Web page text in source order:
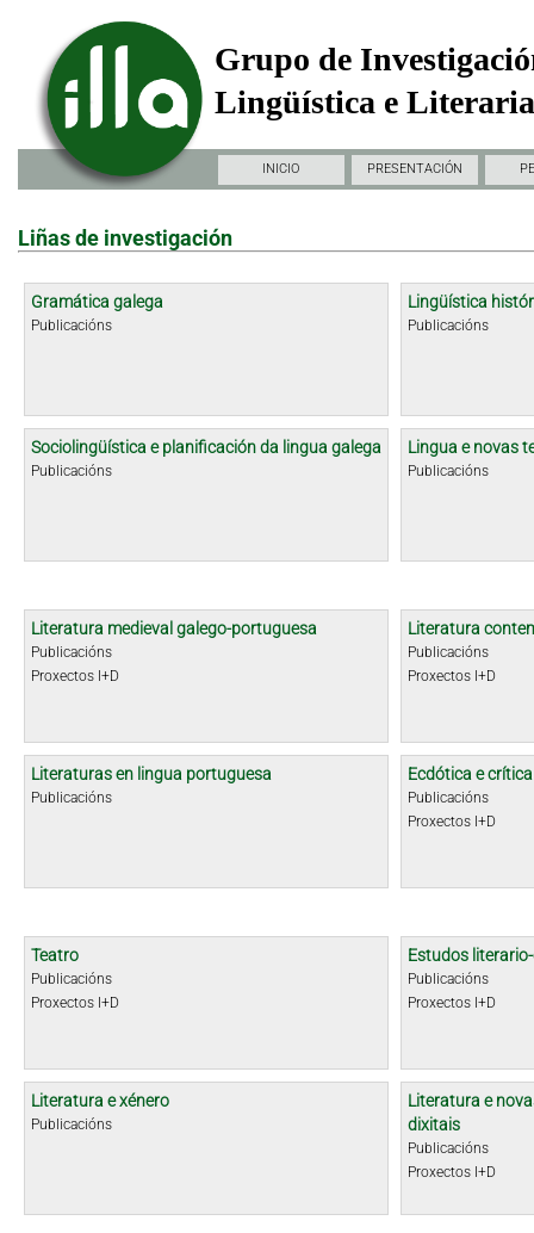
Grupo de
Lingüística e
INICIO PRESENTACIÓN
Liñas de investigación
Gramática galega
Publicacións
Lingüística
Publicacións
Sociolingüística e planificación da lingua galega
Publicacións
Lingua e novas
Publicacións
Literatura medieval galego-portuguesa
Publicacións
Proxectos I+D
Literatura
Publicacións
Proxectos I+D
Literaturas en lingua portuguesa
Publicacións
Ecdótica e
Publicacións
Proxectos I+D
Teatro
Publicacións
Proxectos I+D
Estudos
Publicacións
Proxectos I+D
Literatura e xénero
Publicacións
Literatura e
dixitais
Publicacións
Proxectos I+D